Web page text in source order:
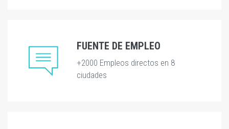
FUENTE DE EMPLEO
+2000 Empleos directos en 8
ciudades